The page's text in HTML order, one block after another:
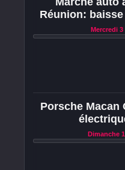
Réunion:
Mercredi 3
Porsche Macan
Dimanche